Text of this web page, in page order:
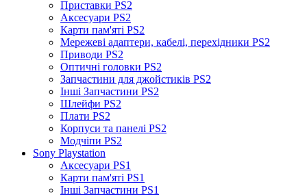
Приставки PS2
Аксесуари PS2
Карти пам'яті PS2
Мережеві адаптери, кабелі, перехідники PS2
Приводи PS2
Оптичні головки PS2
Запчастини для джойстиків PS2
Інші Запчастини PS2
Шлейфи PS2
Плати PS2
Корпуси та панелі PS2
Модчіпи PS2
Sony Playstation
Аксесуари PS1
Карти пам'яті PS1
Інші Запчастини PS1